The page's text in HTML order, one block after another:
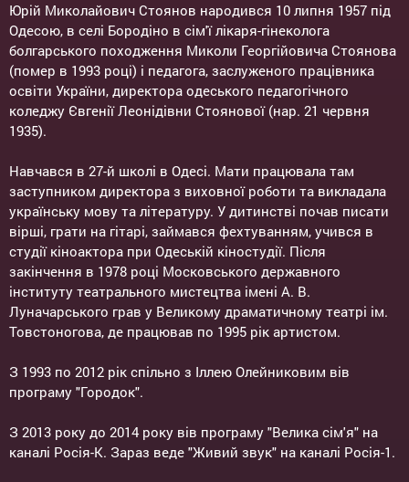
Юрій Миколайович Стоянов народився 10 липня 1957 під
Одесою, в селі Бородіно в сім'ї лікаря-гінеколога
болгарського походження Миколи Георгійовича Стоянова
(помер в 1993 році) і педагога, заслуженого працівника
освіти України, директора одеського педагогічного
коледжу Євгенії Леонідівни Стоянової (нар. 21 червня
1935).
Навчався в 27-й школі в Одесі. Мати працювала там
заступником директора з виховної роботи та викладала
українську мову та літературу. У дитинстві почав писати
вірші, грати на гітарі, займався фехтуванням, учився в
студії кіноактора при Одеській кіностудії. Після
закінчення в 1978 році Московського державного
інституту театрального мистецтва імені А. В.
Луначарського грав у Великому драматичному театрі ім.
Товстоногова, де працював по 1995 рік артистом.
З 1993 по 2012 рік спільно з Іллею Олейниковим вів
програму "Городок".
З 2013 року до 2014 року вів програму "Велика сім'я" на
каналі Росія-К. Зараз веде "Живий звук" на каналі Росія-1.